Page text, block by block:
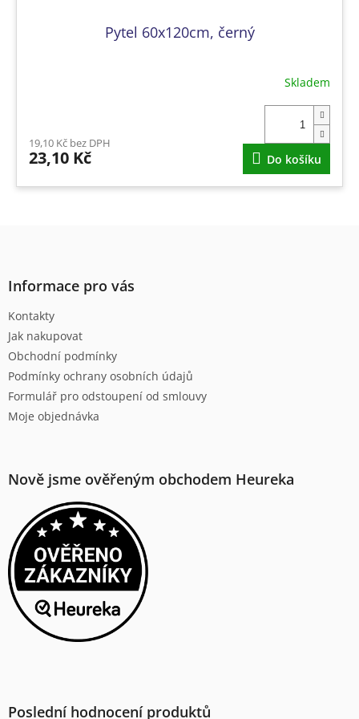
Pytel 60x120cm, černý
Skladem
19,10 Kč bez DPH
23,10 Kč Do košíku
Informace pro vás
Kontakty
Jak nakupovat
Obchodní podmínky
Podmínky ochrany osobních údajů
Formulář pro odstoupení od smlouvy
Moje objednávka
Nově jsme ověřeným obchodem Heureka
Poslední hodnocení produktů